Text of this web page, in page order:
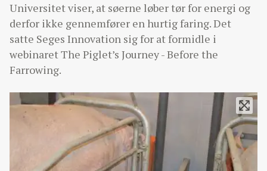
Universitet viser, at søerne løber tør for energi og
derfor ikke gennemfører en hurtig faring. Det
satte Seges Innovation sig for at formidle i
webinaret The Piglet’s Journey - Before the
Farrowing.